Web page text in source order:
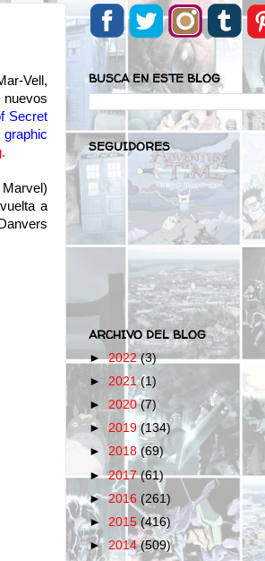
Vell,
Secret
graphic
a
BUSCA EN ESTE BLOG
SEGUIDORES
ARCHIVO DEL BLOG
►2022(3)
► 2021(1)
► 2020(7)
► 2019(134)
► 2018(69)
►2017(61)
►2016 (261)
► 2015 (416)
► 2014(509)